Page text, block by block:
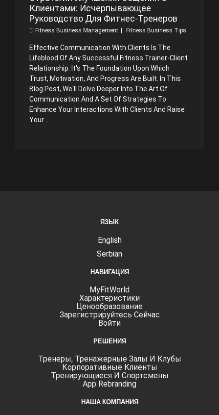
Клиентами: Исчерпывающее
Руководство Для Фитнес-Тренеров
Fitness Business Management Fitness Business Tips
Effective Communication With Clients Is The
Lifeblood Of Any Successful Fitness Trainer-Client
Relationship. It's The Foundation Upon Which
Trust, Motivation, And Progress Are Built. In This
Blog Post, We'll Delve Deeper Into The Art Of
Communication And A Set Of Strategies To
Enhance Your Interactions With Clients And Raise
Your ...
ЯЗЫК
English
Serbian
НАВИГАЦИЯ
MyFitWorld
Характеристики
Ценообразование
Зарегистрируйтесь Сейчас
Войти
РЕШЕНИЯ
Тренеры, Тренажерные Залы И Клубы
Корпоративные Клиенты
Тренирующиеся И Спортсмены
App Rebranding
НАША КОМПАНИЯ